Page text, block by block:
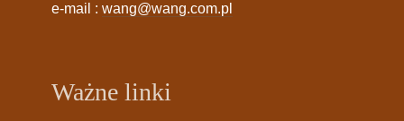
e-mail : wang@wang.com.pl
Ważne linki